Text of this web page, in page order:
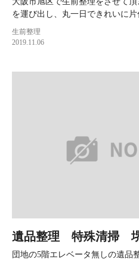
を運び出し、丸一日できれいに片
生前整理
2019.11.06
遺品整理 特殊清掃
団地の5階エレベータ無しの遺